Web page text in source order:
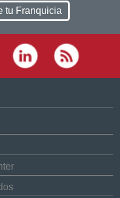
tu Franquicia